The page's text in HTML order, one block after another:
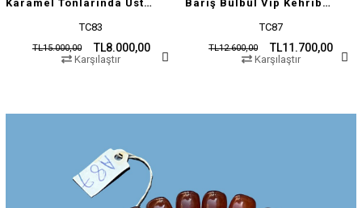
Karamel Tonlarında Usta İşçilikli Tesbih
TC83
TL8.000,00
TL15.000,00
Karşılaştır
Barış Bülbül Vip Kehribar Tesbih
TC87
TL11.700,00
TL12.600,00
Karşılaştır